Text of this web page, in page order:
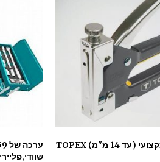
אקדח סיכות מקצועי (עד 14 מ"מ) TOPEX